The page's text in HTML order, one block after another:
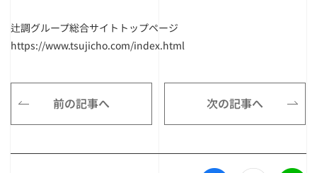
辻調グループ総合サイトトップページ
https://www.tsujicho.com/index.html
前の記事へ 次の記事へ